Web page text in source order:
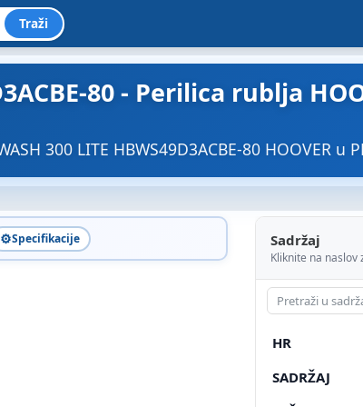
Traži
80 - Perilica rublja
300 LITE HBWS49D3ACBE-80 HOOVER u
⚙️Specifikacije Sadržaj
Kliknite na naslov
HR
SADRŽAJ